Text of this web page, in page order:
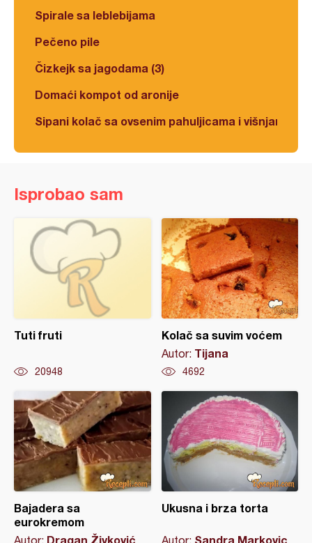
Spirale sa leblebijama
Pečeno pile
Čizkejk sa jagodama (3)
Domaći kompot od aronije
Sipani kolač sa ovsenim pahuljicama i višnjama
Isprobao sam
Tuti fruti
20948
Kolač sa suvim voćem
Autor: Tijana
4692
Bajadera sa
eurokremom
Autor: Dragan Živković
Ukusna i brza torta
Autor: Sandra Markovic